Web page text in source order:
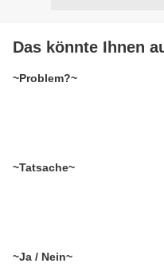
Das könnte Ihnen
~Problem?~
~Tatsache~
~Ja / Nein~